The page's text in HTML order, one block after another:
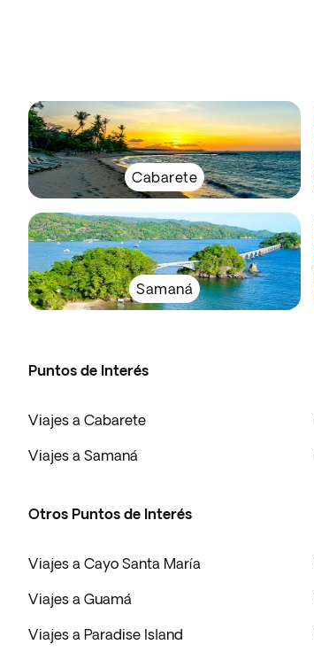
Cabarete
Samaná
Puntos de Interés
Viajes a Cabarete
Viajes a Samaná
Otros Puntos de Interés
Viajes a Cayo Santa María
Viajes a Guamá
Viajes a Paradise Island